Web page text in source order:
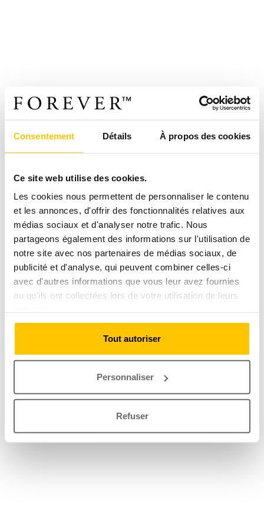
Consentement Détails À propos des cookies
Ce site web utilise des cookies.
Les cookies nous permettent de personnaliser le contenu
et les annonces, d'offrir des fonctionnalités relatives aux
médias sociaux et d'analyser notre trafic. Nous
partageons également des informations sur l'utilisation de
notre site avec nos partenaires de médias sociaux, de
publicité et d'analyse, qui peuvent combiner celles-ci
avec d'autres informations que vous leur avez fournies
ou qu'ils ont collectées lors de votre utilisation de leurs
Tout autoriser
Personnaliser
Refuser